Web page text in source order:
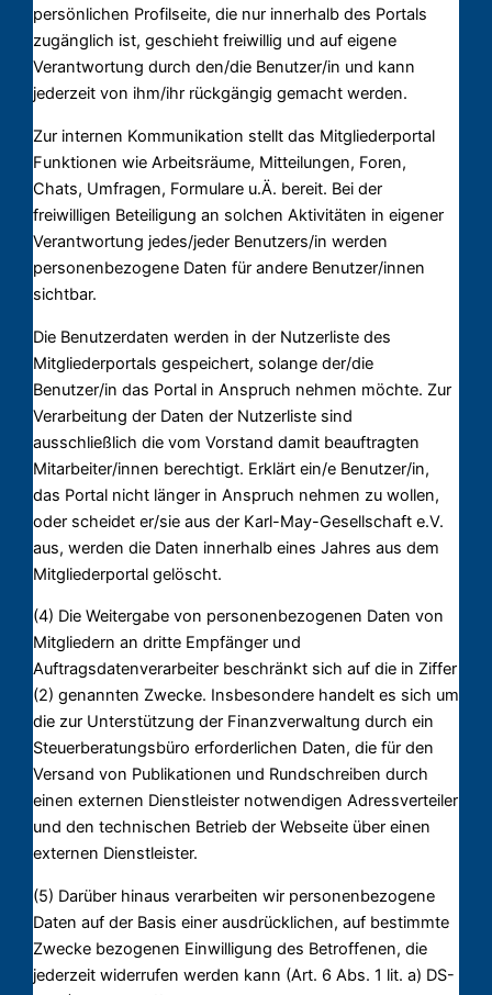
persönlichen Profilseite, die nur innerhalb des Portals
zugänglich ist, geschieht freiwillig und auf eigene
Verantwortung durch den/die Benutzer/in und kann
jederzeit von ihm/ihr rückgängig gemacht werden.
Zur internen Kommunikation stellt das Mitgliederportal
Funktionen wie Arbeitsräume, Mitteilungen, Foren,
Chats, Umfragen, Formulare u.Ä. bereit. Bei der
freiwilligen Beteiligung an solchen Aktivitäten in eigener
Verantwortung jedes/jeder Benutzers/in werden
personenbezogene Daten für andere Benutzer/innen
sichtbar.
Die Benutzerdaten werden in der Nutzerliste des
Mitgliederportals gespeichert, solange der/die
Benutzer/in das Portal in Anspruch nehmen möchte. Zur
Verarbeitung der Daten der Nutzerliste sind
ausschließlich die vom Vorstand damit beauftragten
Mitarbeiter/innen berechtigt. Erklärt ein/e Benutzer/in,
das Portal nicht länger in Anspruch nehmen zu wollen,
oder scheidet er/sie aus der Karl-May-Gesellschaft e.V.
aus, werden die Daten innerhalb eines Jahres aus dem
Mitgliederportal gelöscht.
(4) Die Weitergabe von personenbezogenen Daten von
Mitgliedern an dritte Empfänger und
Auftragsdatenverarbeiter beschränkt sich auf die in Ziffer
(2) genannten Zwecke. Insbesondere handelt es sich um
die zur Unterstützung der Finanzverwaltung durch ein
Steuerberatungsbüro erforderlichen Daten, die für den
Versand von Publikationen und Rundschreiben durch
einen externen Dienstleister notwendigen Adressverteiler
und den technischen Betrieb der Webseite über einen
externen Dienstleister.
(5) Darüber hinaus verarbeiten wir personenbezogene
Daten auf der Basis einer ausdrücklichen, auf bestimmte
Zwecke bezogenen Einwilligung des Betroffenen, die
jederzeit widerrufen werden kann (Art. 6 Abs. 1 lit. a) DS-